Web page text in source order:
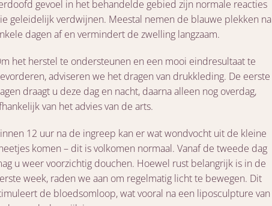
gevoel in het behandelde gebied zijn normale reacties
geleidelijk verdwijnen. Meestal nemen de blauwe plekken na
dagen af en vermindert de zwelling langzaam.
het herstel te ondersteunen en een mooi eindresultaat te
adviseren we het dragen van drukkleding. De eerste
draagt u deze dag en nacht, daarna alleen nog overdag,
van het advies van de arts.
12 uur na de ingreep kan er wat wondvocht uit de kleine
komen – dit is volkomen normaal. Vanaf de tweede dag
u weer voorzichtig douchen. Hoewel rust belangrijk is in de
week, raden we aan om regelmatig licht te bewegen. Dit
de bloedsomloop, wat vooral na een liposculpture van